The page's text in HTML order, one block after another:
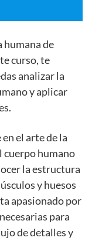
humana de
curso, te
analizar la
y aplicar
el arte de la
cuerpo humano
la estructura
y huesos
apasionado por
para
de detalles y